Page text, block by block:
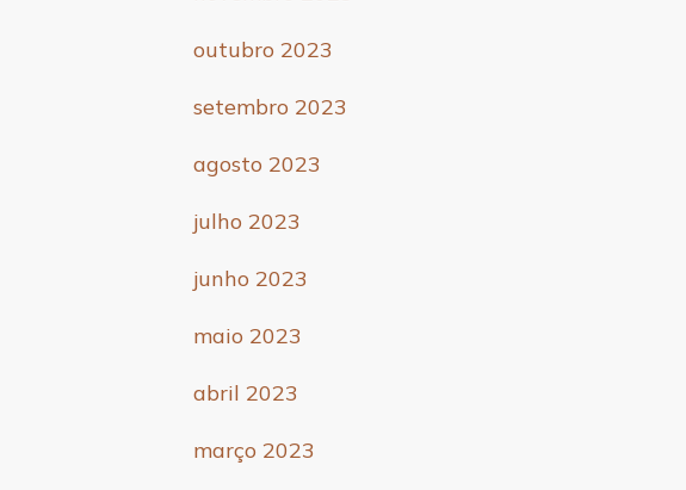
outubro 2023
setembro 2023
agosto 2023
julho 2023
junho 2023
maio 2023
abril 2023
março 2023